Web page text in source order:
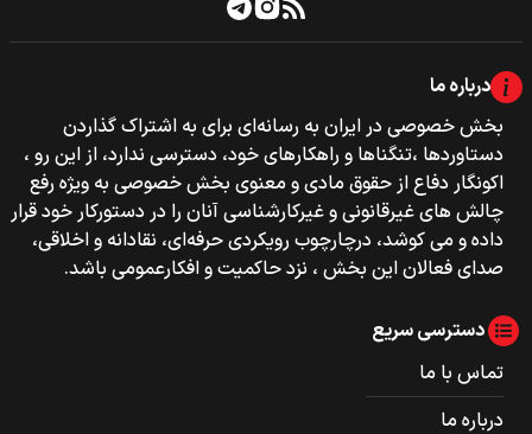
درباره ما
بخش خصوصی‌‌ در ایران به رسانه‌ای برای به اشتراک گذاردن
دستاوردها ،تنگناها و راهکارهای خود، دسترسی ندارد، از این رو ،
اکونگار دفاع از حقوق مادی و معنوی بخش خصوصی به ویژه رفع
چالش های غیرقانونی و غیرکارشناسی آنان را در دستورکار خود قرار
داده و می کوشد، درچارچوب رویکردی حرفه‌ای، نقادانه و اخلاقی،
صدای فعالان این بخش ، نزد حاکمیت و افکارعمومی باشد.
دسترسی سریع
تماس با ما
درباره ما